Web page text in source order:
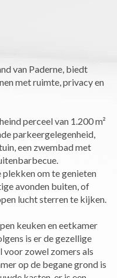
van Paderne, biedt
met ruimte, privacy en
perceel van 1.200 m²
parkeergelegenheid,
een zwembad met
om te genieten
avonden buiten, of
lucht sterren te kijken.
keuken en eetkamer
is er de gezellige
voor zowel zomers als
op de begane grond is